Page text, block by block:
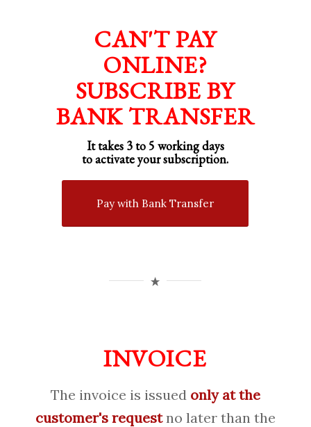
CAN'T PAY
ONLINE?
SUBSCRIBE BY
BANK TRANSFER
It takes 3 to 5 working days
to activate your subscription.
Pay with Bank Transfer
INVOICE
The invoice is issued only at the
customer's requestno later than the